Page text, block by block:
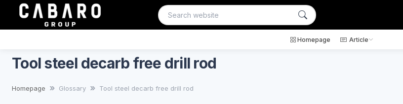
Homepage Article
Tool steel decarb free drill rod
Homepage Glossary Tool steel decarb free drill rod